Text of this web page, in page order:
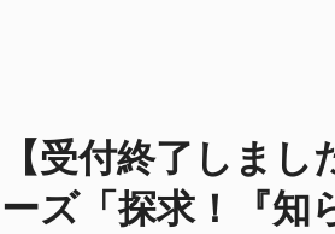
【受付終了しま
ーズ「探求！『知